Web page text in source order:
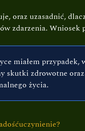
oraz uzasadnić,
zdarzenia.
miałem
skutki zdrowotne
życia.